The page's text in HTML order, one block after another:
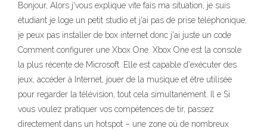
Bonjour, Alors j'vous explique vite fais ma situation, je suis
étudiant je loge un petit studio et j'ai pas de prise téléphonique,
je peux pas installer de box internet donc j'ai juste un code
Comment configurer une Xbox One. Xbox One est la console
la plus récente de Microsoft. Elle est capable d'exécuter des
jeux, accéder à Internet, jouer de la musique et être utilisée
pour regarder la télévision, tout cela simultanément. Il e Si
vous voulez pratiquer vos compétences de tir, passez
directement dans un hotspot – une zone où de nombreux